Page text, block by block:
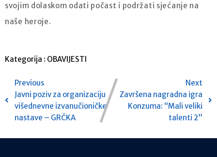
svojim dolaskom odati počast i podržati sjećanje na
naše heroje.
Kategorija : OBAVIJESTI
Previous
Javni poziv za organizaciju
višednevne izvanučioničke
nastave – GRČKA
Next
Završena nagradna igra
Konzuma: “Mali veliki
talenti 2”